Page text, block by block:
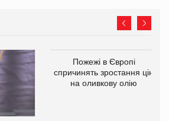
Пожежі в Європі
спричинять зростання цін
на оливкову олію